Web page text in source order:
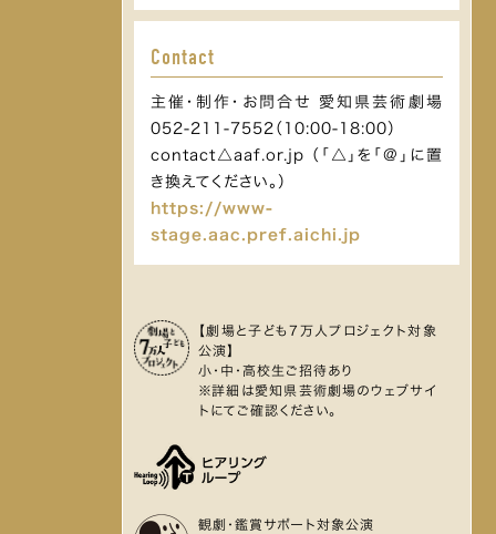
Contact
主催・制作・お問合せ 愛知県芸術劇場
052-211-7552（10:00-18:00）
contact△aaf.or.jp （「△」を「@」に置
き換えてください。）
https://www-
stage.aac.pref.aichi.jp
【劇場と子ども7万人プロジェクト対象
公演】
小・中・高校生ご招待あり
※詳細は愛知県芸術劇場のウェブサイ
トにてご確認ください。
観劇・鑑賞サポート対象公演